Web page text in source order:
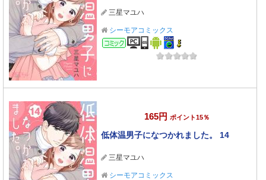
三星マユハ
シーモアコミックス
コミック
165円 ポイント15％
低体温男子になつかれました。 14
三星マユハ
シーモアコミックス